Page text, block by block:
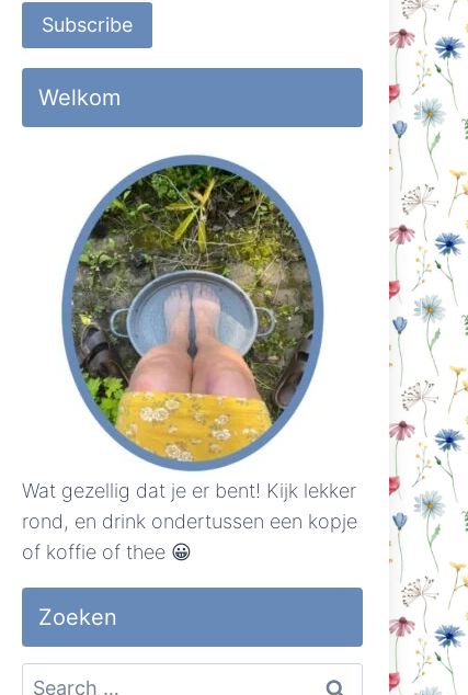
Subscribe
Welkom
Wat gezellig dat je er bent! Kijk lekker
rond, en drink ondertussen een kopje
of koffie of thee 😀
Zoeken
Search